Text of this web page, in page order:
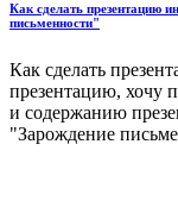
Как сделать презентацию
письменности"
Как сделать
презентацию, хочу
и содержанию
"Зарождение